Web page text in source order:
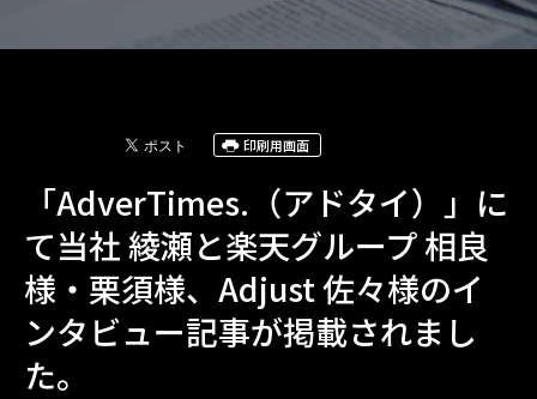
印刷用画面
「AdverTimes.（アドタイ）」に
て当社 綾瀬と楽天グループ 相良
様・栗須様、Adjust 佐々様のイ
ンタビュー記事が掲載されまし
た。